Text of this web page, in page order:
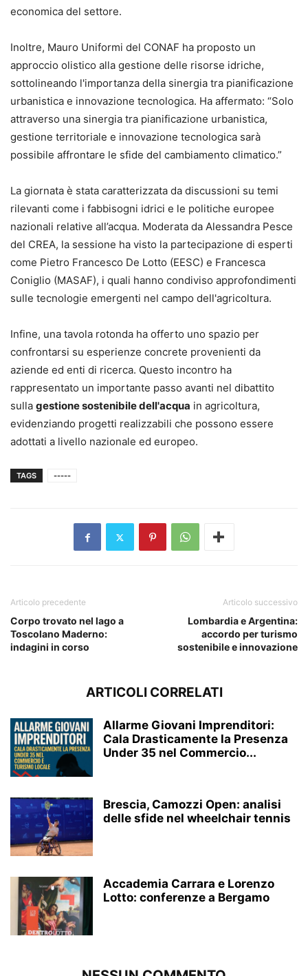
economica del settore.
Inoltre, Mauro Uniformi del CONAF ha proposto un
approccio olistico alla gestione delle risorse idriche,
sottolineando l'importanza della sinergia tra pianificazione
urbanistica e innovazione tecnologica. Ha affermato: “Solo
attraverso una sinergia tra pianificazione urbanistica,
gestione territoriale e innovazione tecnologica sarà
possibile affrontare le sfide del cambiamento climatico.”
La giornata è stata caratterizzata da discussioni su temi
rilevanti come i fabbisogni idrici e le politiche europee
nazionali relative all’acqua. Moderata da Alessandra Pesce
del CREA, la sessione ha visto la partecipazione di esperti
come Pietro Francesco De Lotto (EESC) e Francesca
Coniglio (MASAF), i quali hanno condiviso approfondimenti
sulle tecnologie emergenti nel campo dell'agricoltura.
Infine, una tavola rotonda ha offerto uno spazio per
confrontarsi su esperienze concrete provenienti da
aziende ed enti di ricerca. Questo incontro ha
rappresentato un importante passo avanti nel dibattito
sulla gestione sostenibile dell'acqua in agricoltura,
evidenziando progetti realizzabili che possono essere
adottati a livello nazionale ed europeo.
TAGS -----
Articolo precedente
Corpo trovato nel lago a
Toscolano Maderno:
indagini in corso
Articolo successivo
Lombardia e Argentina:
accordo per turismo
sostenibile e innovazione
ARTICOLI CORRELATI
Allarme Giovani Imprenditori:
Cala Drasticamente la Presenza
Under 35 nel Commercio...
Brescia, Camozzi Open: analisi
delle sfide nel wheelchair tennis
Accademia Carrara e Lorenzo
Lotto: conferenze a Bergamo